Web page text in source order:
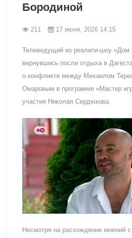
Бородиной
211 17 июня, 2026 14:15
Телеведущий из реалити-шоу «Дом
вернувшись после отдыха в
о конфликте между Михаилом
Омаровым в программе «Мастер
участия Николая Сердюкова.
Несмотря на расхождение мнений с